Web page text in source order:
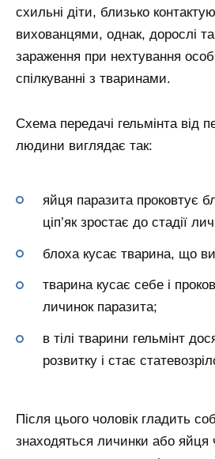
схильні діти, близько
вихованцями, однак, дорослі
зараження при нехтування
спілкуванні з тваринами.
Схема передачі гельмінта від
людини виглядає так:
яйця паразита проковтує
ціп’як зростає до стадії
блоха кусає тварина, що
тварина кусає себе і
личинок паразита;
в тілі тварини гельмінт
розвитку і стає
Після цього чоловік гладить
знаходяться личинки або яйця